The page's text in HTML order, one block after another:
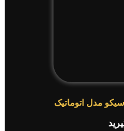
مدل اتوماتیک